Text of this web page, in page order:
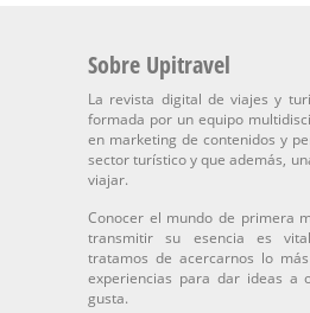
Sobre Upitravel
La revista digital de viajes y
formada por un equipo
en marketing de contenidos y
sector turístico y que además,
viajar.
Conocer el mundo de primera
transmitir su esencia es
tratamos de acercarnos lo
experiencias para dar ideas a
gusta.